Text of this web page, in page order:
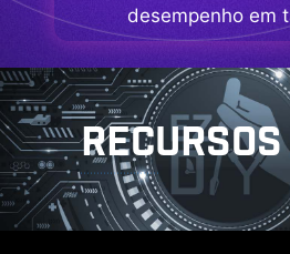
desempenho em